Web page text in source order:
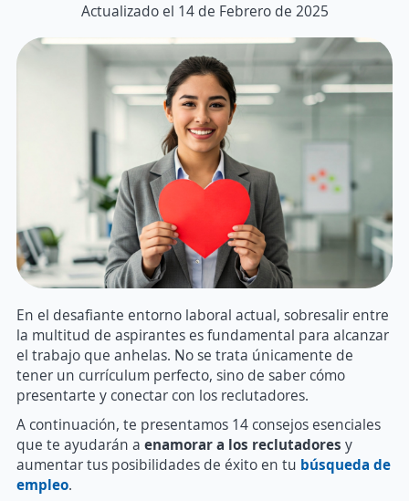
Actualizado el 14 de Febrero de 2025
En el desafiante entorno laboral actual, sobresalir entre
la multitud de aspirantes es fundamental para alcanzar
el trabajo que anhelas. No se trata únicamente de
tener un currículum perfecto, sino de saber cómo
presentarte y conectar con los reclutadores.
A continuación, te presentamos 14 consejos esenciales
que te ayudarán a enamorar a los reclutadores y
aumentar tus posibilidades de éxito en tu búsqueda de
empleo.